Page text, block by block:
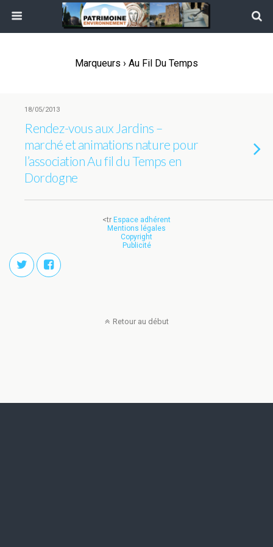
Marqueurs › Au Fil Du Temps
18/05/2013
Rendez-vous aux Jardins –
marché et animations nature pour
l’association Au fil du Temps en
Dordogne
<tr Espace adhérent
Mentions légales
Copyright
Publicité
Retour au début